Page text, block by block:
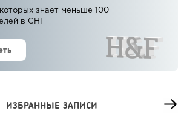
знает меньше 100
в СНГ
ИЗБРАННЫЕ ЗАПИСИ